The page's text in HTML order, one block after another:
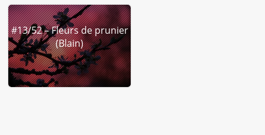
#13/52 – Fleurs de prunier
(Blain)